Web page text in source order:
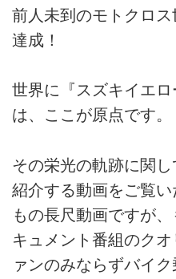
前人未到のモトクロ
達成！
世界に『スズキイエ
は、ここが原点です。
その栄光の軌跡に関
紹介する動画をご覧
もの長尺動画ですが
キュメント番組のク
ァンのみならずバイ